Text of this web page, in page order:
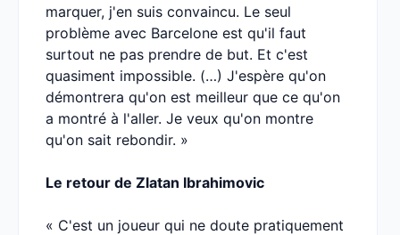
marquer, j'en suis convaincu. Le seul
problème avec Barcelone est qu'il faut
surtout ne pas prendre de but. Et c'est
quasiment impossible. (…) J'espère qu'on
démontrera qu'on est meilleur que ce qu'on
a montré à l'aller. Je veux qu'on montre
qu'on sait rebondir. »
Le retour de Zlatan Ibrahimovic
« C'est un joueur qui ne doute pratiquement